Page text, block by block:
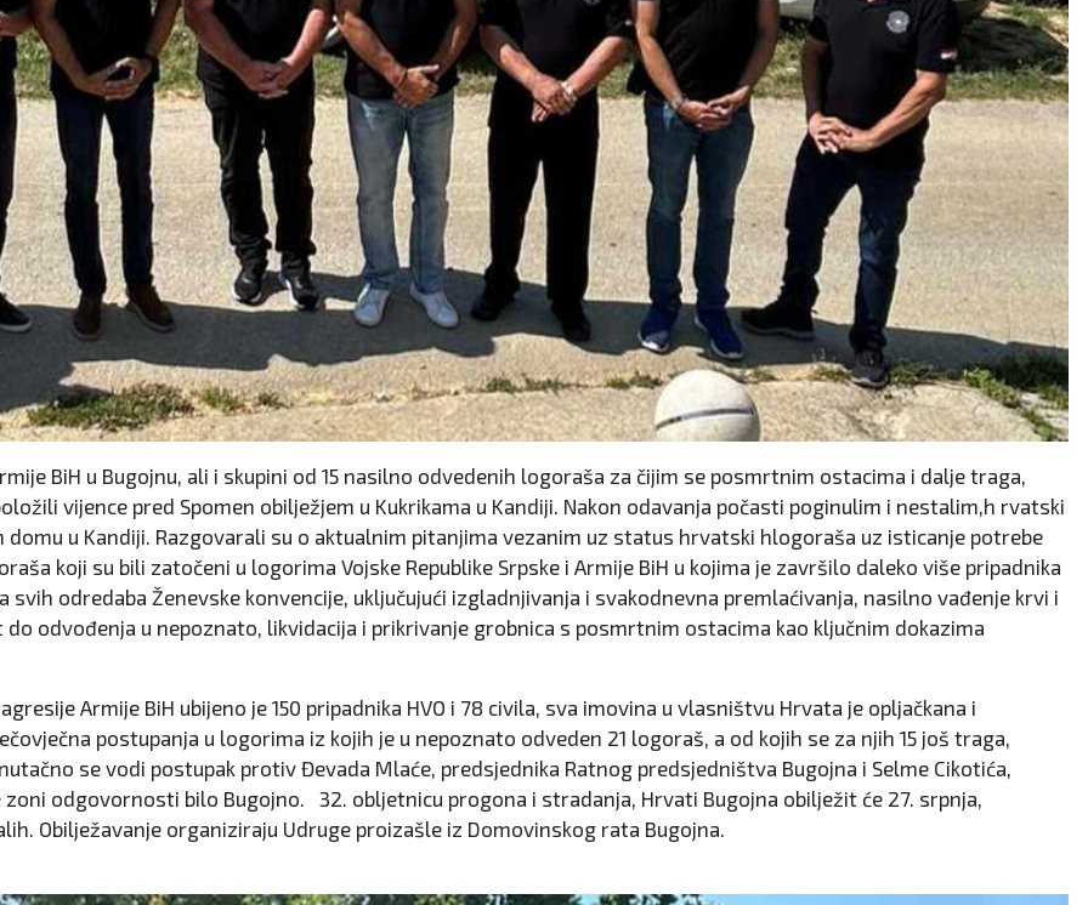
BiH u Bugojnu, ali i skupini od 15 nasilno odvedenih logoraša za čijim se posmrtnim ostacima i dalje traga,
vijence pred Spomen obilježjem u Kukrikama u Kandiji. Nakon odavanja počasti poginulim i nestalim,h rvatski
u Kandiji. Razgovarali su o aktualnim pitanjima vezanim uz status hrvatski hlogoraša uz isticanje potrebe
koji su bili zatočeni u logorima Vojske Republike Srpske i Armije BiH u kojima je završilo daleko više pripadnika
odredaba Ženevske konvencije, uključujući izgladnjivanja i svakodnevna premlaćivanja, nasilno vađenje krvi i
odvođenja u nepoznato, likvidacija i prikrivanje grobnica s posmrtnim ostacima kao ključnim dokazima
Armije BiH ubijeno je 150 pripadnika HVO i 78 civila, sva imovina u vlasništvu Hrvata je opljačkana i
postupanja u logorima iz kojih je u nepoznato odveden 21 logoraš, a od kojih se za njih 15 još traga,
se vodi postupak protiv Đevada Mlaće, predsjednika Ratnog predsjedništva Bugojna i Selme Cikotića,
zoni odgovornosti bilo Bugojno. 32. obljetnicu progona i stradanja, Hrvati Bugojna obilježit će 27. srpnja,
Obilježavanje organiziraju Udruge proizašle iz Domovinskog rata Bugojna.